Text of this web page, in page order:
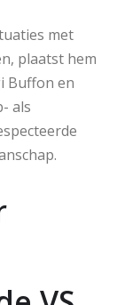
met
plaatst hem
Buffon en
als